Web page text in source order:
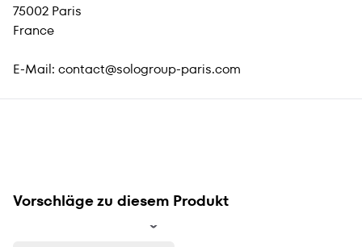
75002 Paris
France
E-Mail: contact@sologroup-paris.com
Vorschläge zu diesem Produkt